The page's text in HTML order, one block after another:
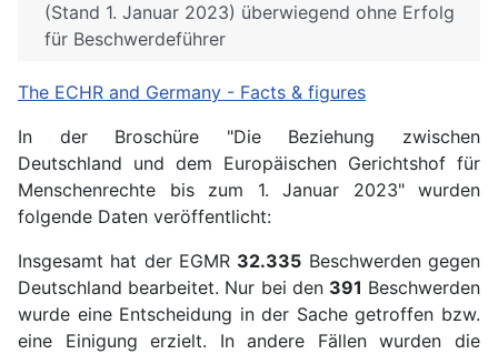
(Stand 1. Januar 2023) überwiegend ohne Erfolg
für Beschwerdeführer
The ECHR and Germany - Facts & figures
In der Broschüre "Die Beziehung zwischen
Deutschland und dem Europäischen Gerichtshof für
Menschenrechte bis zum 1. Januar 2023" wurden
folgende Daten veröffentlicht:
Insgesamt hat der EGMR 32.335 Beschwerden gegen
Deutschland bearbeitet. Nur bei den 391 Beschwerden
wurde eine Entscheidung in der Sache getroffen bzw.
eine Einigung erzielt. In andere Fällen wurden die